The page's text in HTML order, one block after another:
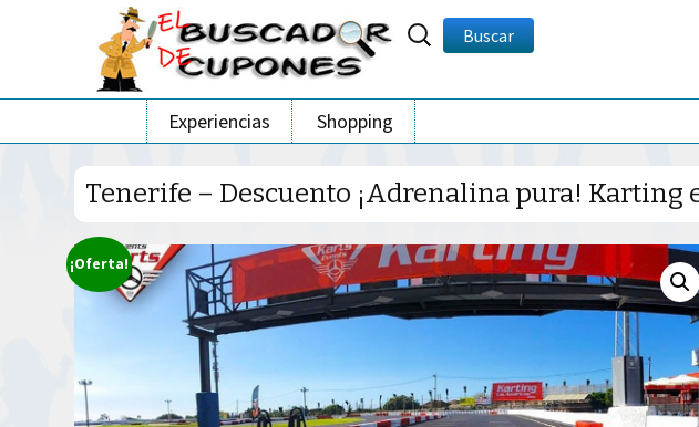
Buscar
por:
Buscar
Ir
al
contenido
Experiencias Shopping
Tenerife – Descuento ¡Adrenalina pura!
¡Oferta!